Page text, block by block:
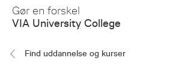
Skip
Main
Gør en forskel
VIA University College
Find uddannelse og kurser